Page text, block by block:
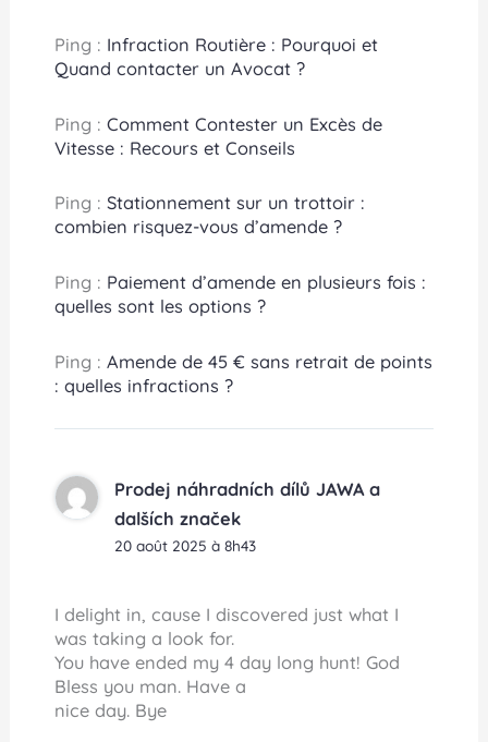
Ping : Infraction Routière : Pourquoi et
Quand contacter un Avocat ?
Ping : Comment Contester un Excès de
Vitesse : Recours et Conseils
Ping : Stationnement sur un trottoir :
combien risquez-vous d’amende ?
Ping : Paiement d’amende en plusieurs fois :
quelles sont les options ?
Ping : Amende de 45 € sans retrait de points
: quelles infractions ?
Prodej náhradních dílů JAWA a
dalších značek
20 août 2025 à 8h43
I delight in, cause I discovered just what I
was taking a look for.
You have ended my 4 day long hunt! God
Bless you man. Have a
nice day. Bye